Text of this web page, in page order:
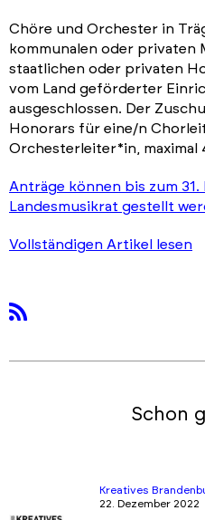
Chöre und Orchester in
kommunalen oder privaten
staatlichen oder privaten
vom Land geförderter
ausgeschlossen. Der
Honorars für eine/n
Orchesterleiter*in, maximal
Anträge können bis zum 31.
Landesmusikrat gestellt
Vollständigen Artikel lesen
Schon
Kreatives
22. Dezember 2022